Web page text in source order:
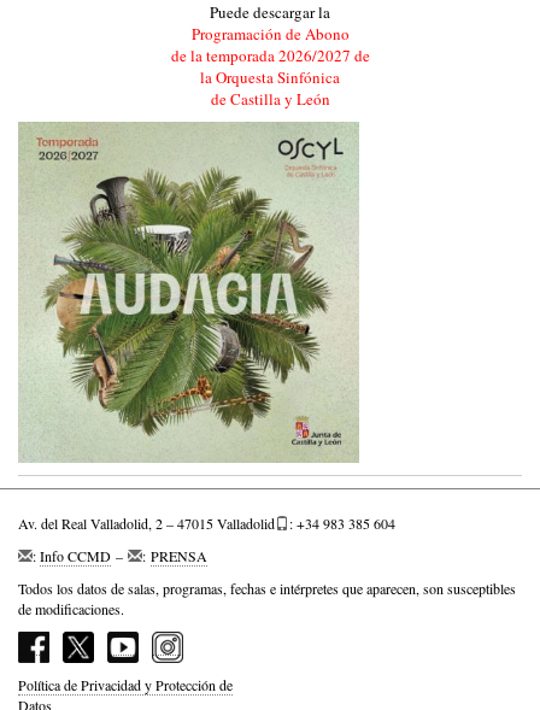
O
S
Puede descargar la
Programación de Abono
de la temporada 2026/2027 de
la Orquesta Sinfónica
de Castilla y León
Av. del Real Valladolid, 2 – 47015 Valladolid
: +34 983 385 604
:Info CCMD – : PRENSA
Todos los datos de salas, programas, fechas e intérpretes que aparecen, son susceptibles
de modificaciones.
Política de Privacidad y Protección de
Datos